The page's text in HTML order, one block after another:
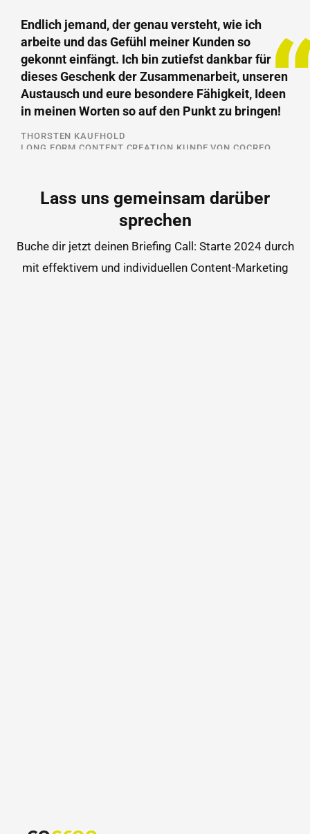
Endlich jemand, der genau versteht, wie ich
arbeite und das Gefühl meiner Kunden so
gekonnt einfängt. Ich bin zutiefst dankbar für
dieses Geschenk der Zusammenarbeit, unseren
Austausch und eure besondere Fähigkeit, Ideen
in meinen Worten so auf den Punkt zu bringen!
THORSTEN KAUFHOLD
LONG FORM CONTENT CREATION KUNDE VON COCREO
Lass uns gemeinsam darüber
sprechen
Buche dir jetzt deinen Briefing Call: Starte 2024 durch
mit effektivem und individuellen Content-Marketing